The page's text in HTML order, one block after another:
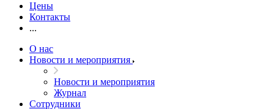
Цены
Контакты
...
О нас
Новости и мероприятия
Новости и мероприятия
Журнал
Сотрудники